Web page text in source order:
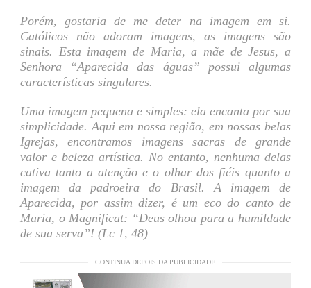
Porém, gostaria de me deter na imagem em si.
Católicos não adoram imagens, as imagens são
sinais. Esta imagem de Maria, a mãe de Jesus, a
Senhora “Aparecida das águas” possui algumas
características singulares.
Uma imagem pequena e simples: ela encanta por sua
simplicidade. Aqui em nossa região, em nossas belas
Igrejas, encontramos imagens sacras de grande
valor e beleza artística. No entanto, nenhuma delas
cativa tanto a atenção e o olhar dos fiéis quanto a
imagem da padroeira do Brasil. A imagem de
Aparecida, por assim dizer, é um eco do canto de
Maria, o Magnificat: “Deus olhou para a humildade
de sua serva”! (Lc 1, 48)
CONTINUA DEPOIS DA PUBLICIDADE